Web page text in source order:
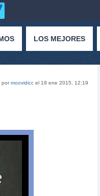
LOS MEJORES
pormoovidicc el 19 ene 2015, 12:19